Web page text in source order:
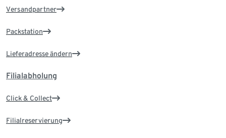
Versandpartner
Packstation
Lieferadresse ändern
Filialabholung
Click & Collect
Filialreservierung